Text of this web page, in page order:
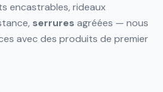
encastrables, rideaux
serrures agréées — nous
avec des produits de premier